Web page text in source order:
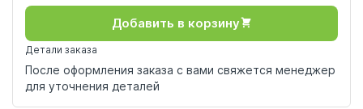
Добавить в корзину
Детали заказа
После оформления заказа с вами свяжется менеджер
для уточнения деталей